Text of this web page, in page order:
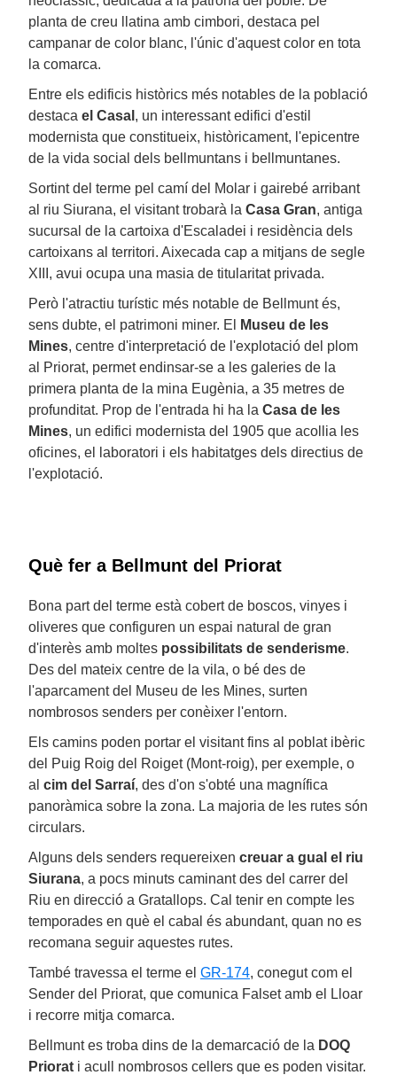
planta de creu llatina amb cimbori, destaca pel
campanar de color blanc, l'únic d'aquest color en tota
la comarca.
Entre els edificis històrics més notables de la població
destaca el Casal , un interessant edifici d'estil
modernista que constitueix, històricament, l'epicentre
de la vida social dels bellmuntans i bellmuntanes.
Sortint del terme pel camí del Molar i gairebé arribant
al riu Siurana, el visitant trobarà la Casa Gran, antiga
sucursal de la cartoixa d'Escaladei i residència dels
cartoixans al territori. Aixecada cap a mitjans de segle
XIII, avui ocupa una masia de titularitat privada.
Però l'atractiu turístic més notable de Bellmunt és,
sens dubte, el patrimoni miner. El
Museu de les
Mines, centre d'interpretació de l'explotació del plom
al Priorat, permet endinsar-se a les galeries de la
primera planta de la mina Eugènia, a 35 metres de
profunditat. Prop de l'entrada hi ha la Casa de les
Mines, un edifici modernista del 1905 que acollia les
oficines, el laboratori i els habitatges dels directius de
l'explotació.
Què fer a Bellmunt del Priorat
Bona part del terme està cobert de boscos, vinyes i
oliveres que configuren un espai natural de gran
d'interès amb moltes possibilitats de senderisme.
Des del mateix centre de la vila, o bé des de
l'aparcament del Museu de les Mines, surten
nombrosos senders per conèixer l'entorn.
Els camins poden portar el visitant fins al poblat ibèric
del Puig Roig del Roiget (Mont-roig), per exemple, o
al cim del Sarraí, des d'on s'obté una magnífica
panoràmica sobre la zona. La majoria de les rutes són
circulars.
Alguns dels senders requereixen creuar a gual el riu
Siurana, a pocs minuts caminant des del carrer del
Riu en direcció a Gratallops. Cal tenir en compte les
temporades en què el cabal és abundant, quan no es
recomana seguir aquestes rutes.
També travessa el terme el GR-174, conegut com el
Sender del Priorat, que comunica Falset amb el Lloar
i recorre mitja comarca.
Bellmunt es troba dins de la demarcació de la DOQ
Priorat i acull nombrosos cellers que es poden visitar.